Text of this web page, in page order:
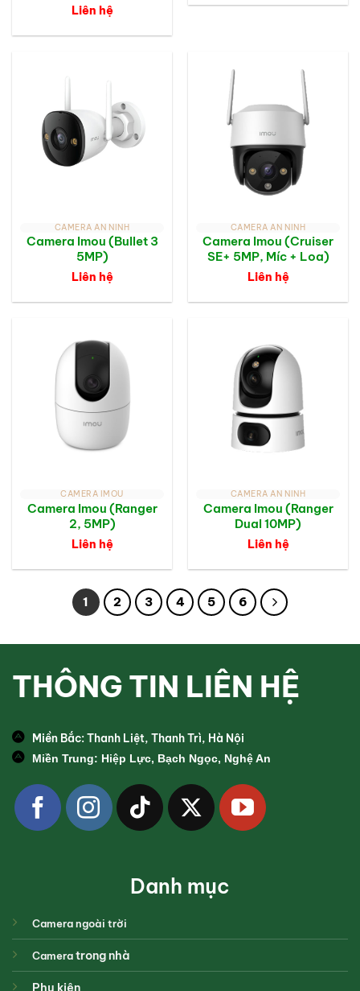
Liên hệ
CAMERA AN NINH
Camera Imou (Bullet 3
5MP)
Liên hệ
CAMERA AN NINH
Camera Imou (Cruiser
SE+ 5MP, Míc + Loa)
Liên hệ
CAMERA IMOU
Camera Imou (Ranger
2, 5MP)
Liên hệ
CAMERA AN NINH
Camera Imou (Ranger
Dual 10MP)
Liên hệ
1 2 3 4 5 6
THÔNG TIN LIÊN HỆ
Miền Bắc: Thanh Liệt, Thanh Trì, Hà Nội
Miền Trung: Hiệp Lực, Bạch Ngọc, Nghệ An
Danh mục
Camera ngoài trời
Cameratrong nhà
Phụ kiện